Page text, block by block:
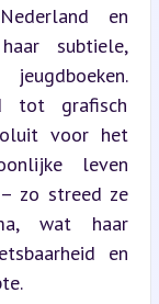
en
subtiele,
tot grafisch
voor het
leven
zo streed ze
wat haar
en